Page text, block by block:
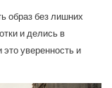
образ без лишних
и делись в
уверенность и